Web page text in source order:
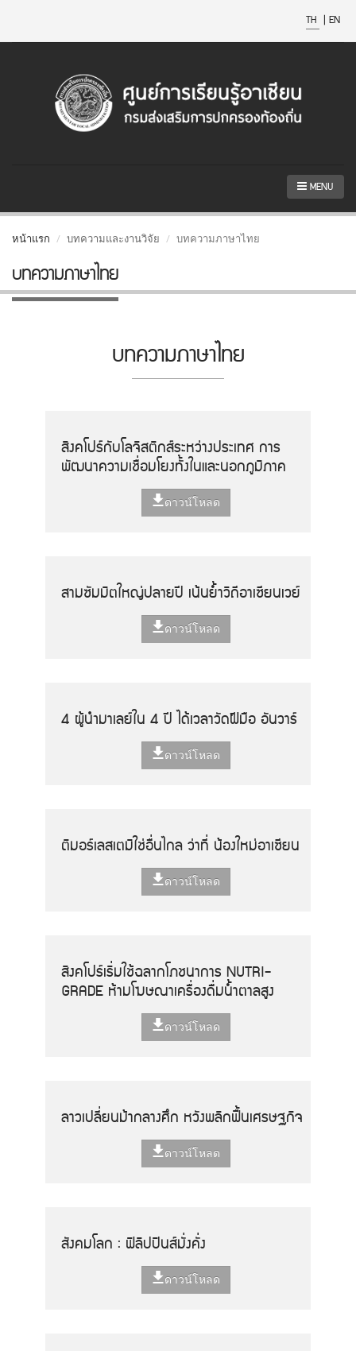
TH | EN
MENU
หน้าแรก บทความและงานวิจัย บทความภาษาไทย
บทความภาษาไทย
บทความภาษาไทย
สิงคโปร์กับโลจิสติกส์ระหว่างประเทศ การ
พัฒนาความเชื่อมโยงทั้งในและนอกภูมิภาค
ดาวน์โหลด
สามซัมมิตใหญ่ปลายปี เน้นย้ำวิถีอาเซียนเวย์
ดาวน์โหลด
4 ผู้นำมาเลย์ใน 4 ปี ได้เวลาวัดฝีมือ อันวาร์
ดาวน์โหลด
ติมอร์เลสเตมิใช่อื่นไกล ว่าที่ น้องใหม่อาเซียน
ดาวน์โหลด
สิงคโปร์เริ่มใช้ฉลากโภชนาการ NUTRI-
GRADE ห้ามโฆษณาเครื่องดื่มน้ำตาลสูง
ดาวน์โหลด
ลาวเปลี่ยนม้ากลางศึก หวังพลิกฟื้นเศรษฐกิจ
ดาวน์โหลด
สังคมโลก : ฟิลิปปินส์มั่งคั่ง
ดาวน์โหลด